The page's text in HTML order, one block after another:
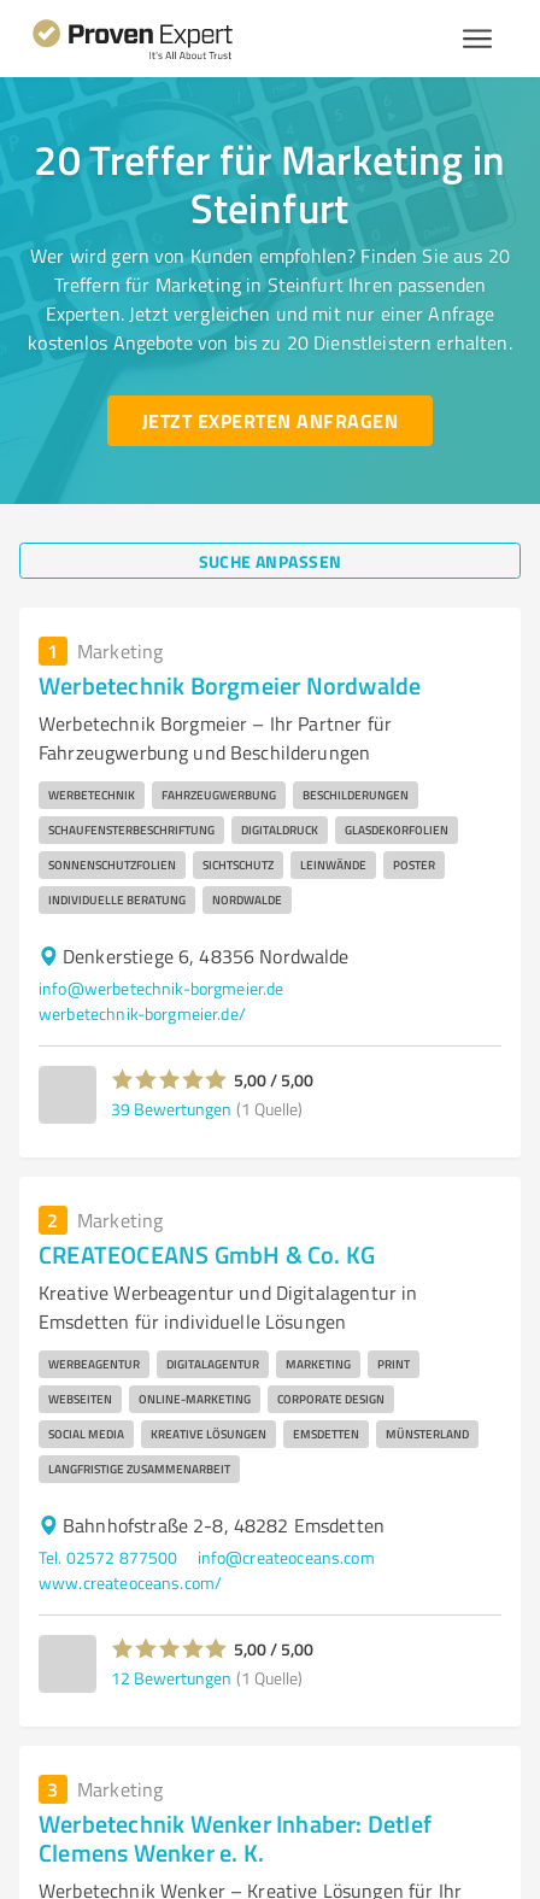
20 Treffer für Marketing in
Steinfurt
Wer wird gern von Kunden empfohlen? Finden Sie aus 20
Treffern für Marketing in Steinfurt Ihren passenden
Experten. Jetzt vergleichen und mit nur einer Anfrage
kostenlos Angebote von bis zu 20 Dienstleistern erhalten.
JETZT EXPERTEN ANFRAGEN
SUCHE ANPASSEN
1 Marketing
Werbetechnik Borgmeier Nordwalde
Werbetechnik Borgmeier – Ihr Partner für
Fahrzeugwerbung und Beschilderungen
WERBETECHNIK FAHRZEUGWERBUNG BESCHILDERUNGEN
SCHAUFENSTERBESCHRIFTUNG DIGITALDRUCK GLASDEKORFOLIEN
SONNENSCHUTZFOLIEN SICHTSCHUTZ LEINWÄNDE POSTER
INDIVIDUELLE BERATUNG NORDWALDE
Denkerstiege 6, 48356 Nordwalde
info@werbetechnik-borgmeier.de
werbetechnik-borgmeier.de/
5,00 / 5,00
39 Bewertungen (1 Quelle)
2 Marketing
CREATEOCEANS GmbH & Co. KG
Kreative Werbeagentur und Digitalagentur in
Emsdetten für individuelle Lösungen
WERBEAGENTUR DIGITALAGENTUR MARKETING PRINT
WEBSEITEN ONLINE-MARKETING CORPORATE DESIGN
SOCIAL MEDIA KREATIVE LÖSUNGEN EMSDETTEN MÜNSTERLAND
LANGFRISTIGE ZUSAMMENARBEIT
Bahnhofstraße 2-8, 48282 Emsdetten
Tel. 02572 877500
info@createoceans.com
www.createoceans.com/
5,00 / 5,00
12 Bewertungen (1 Quelle)
3 Marketing
Werbetechnik Wenker Inhaber: Detlef
Clemens Wenker e. K.
Werbetechnik Wenker – Kreative Lösungen für Ihr